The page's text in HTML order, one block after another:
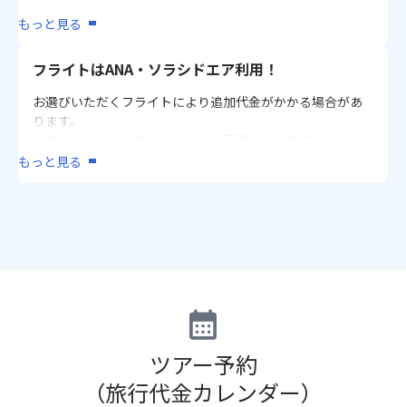
♦アパホテル石垣島
［利用客室］
・トリプルルーム（洋室/22.1㎡/3名1室）※コネクトルーム
となる場合があります。
インルーム×2部屋となります。
ュールをご確認の上、余裕をもってご移動ください。
※ホテル・客室により追加代金がかかります。
※ホテルに関する【重要なお知らせ】は、『旅行条件』内
「設定ホテル一覧」のホテル名をクリックして詳細をご確
┗石垣やいま村入村・石垣島鍾乳洞入洞・川平湾のグラ
スボート乗船より選択（いずれか1名様につき1回）
②石垣島産パイナップル100%ジュース（200ml）（1名様
につき1つ）
つき1枚）
もっと見る
フライトはANA・ソラシドエア利用！
お選びいただくフライトにより追加代金がかかる場合があ
ります。
※ソラシドエアご利用の場合、ANAマイルは貯まりませ
もっと見る
ツアー予約
（旅行代金カレンダー）